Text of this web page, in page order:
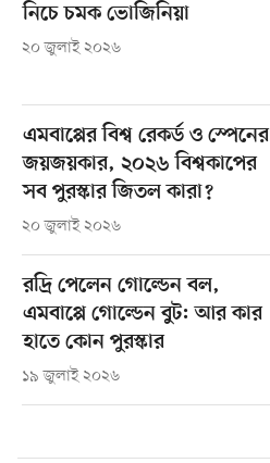
নিচে চমক ভোজিনিয়া
২০ জুলাই ২০২৬
এমবাপ্পের বিশ্ব রেকর্ড ও স্পেনের
জয়জয়কার, ২০২৬ বিশ্বকাপের
সব পুরস্কার জিতল কারা?
২০ জুলাই ২০২৬
রদ্রি পেলেন গোল্ডেন বল,
এমবাপ্পে গোল্ডেন বুট: আর কার
হাতে কোন পুরস্কার
১৯ জুলাই ২০২৬